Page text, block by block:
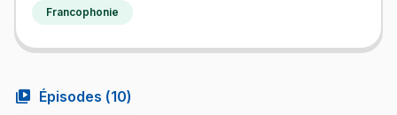
Francophonie
video_library Épisodes (10)